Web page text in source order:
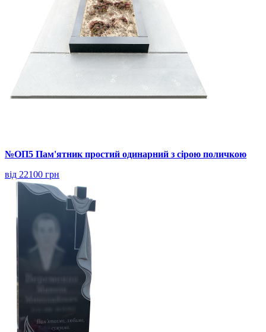
№ОП5 Пам'ятник простий одинарний з сірою поличкою
від 22100 грн